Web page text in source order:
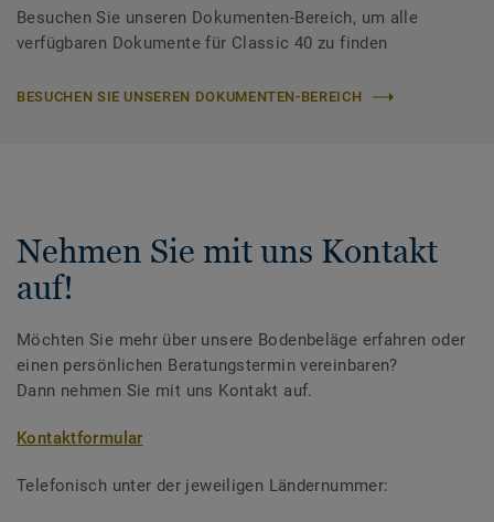
Besuchen Sie unseren Dokumenten-Bereich, um alle
verfügbaren Dokumente für Classic 40 zu finden
BESUCHEN SIE UNSEREN DOKUMENTEN-BEREICH
Nehmen Sie mit uns Kontakt
auf!
Möchten Sie mehr über unsere Bodenbeläge erfahren oder
einen persönlichen Beratungstermin vereinbaren?
Dann nehmen Sie mit uns Kontakt auf.
Kontaktformular
Telefonisch unter der jeweiligen Ländernummer: